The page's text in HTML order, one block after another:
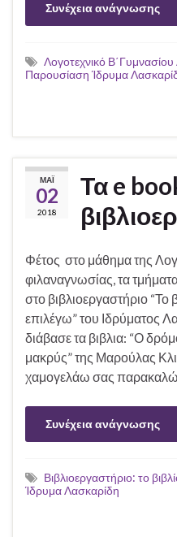
Συνέχεια ανάγνωσης
Λογοτεχνικό
Παρουσίαση Ίδρυμα
ΜΆΙ
02
2018
Τα e
Φέτος στο μάθημα της
φιλαναγνωσίας, τα
στο βιβλιοεργαστήριο “Το
επιλέγω” του Ιδρύματος
διάβασε τα βιβλια: “Ο
μακρύς” της Μαρούλας
χαμογελάω σας
Συνέχεια ανάγνωσης
Βιβλιοεργαστήριο: το
Ίδρυμα Λασκαρίδη